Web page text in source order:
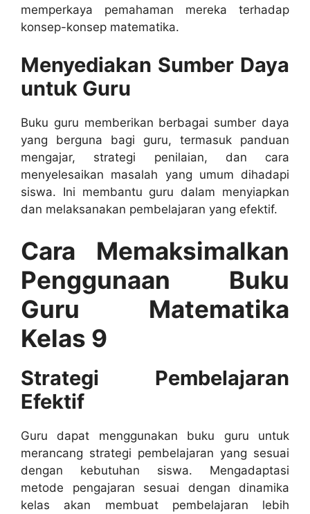
memperkaya pemahaman mereka terhadap
konsep-konsep matematika.
Menyediakan Sumber Daya
untuk Guru
Buku guru memberikan berbagai sumber daya
yang berguna bagi guru, termasuk panduan
mengajar, strategi penilaian, dan cara
menyelesaikan masalah yang umum dihadapi
siswa. Ini membantu guru dalam menyiapkan
dan melaksanakan pembelajaran yang efektif.
Cara Memaksimalkan
Penggunaan Buku
Guru Matematika
Kelas 9
Strategi Pembelajaran
Efektif
Guru dapat menggunakan buku guru untuk
merancang strategi pembelajaran yang sesuai
dengan kebutuhan siswa. Mengadaptasi
metode pengajaran sesuai dengan dinamika
kelas akan membuat pembelajaran lebih